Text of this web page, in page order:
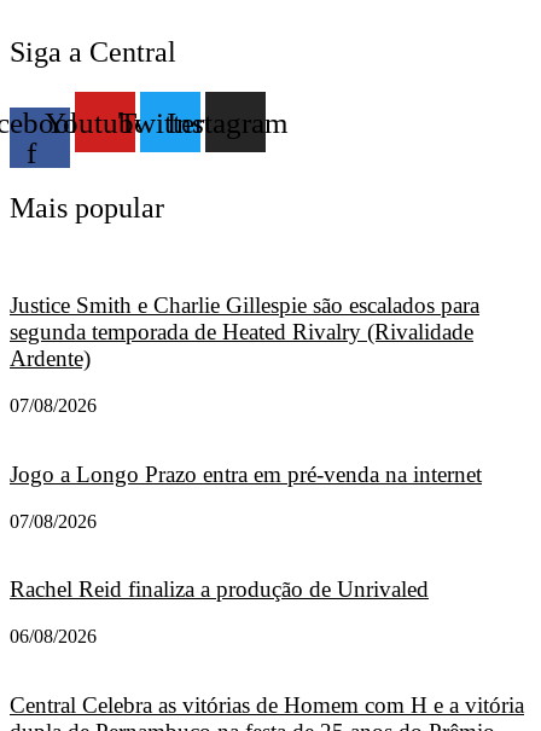
Siga a Central
f
YoutubeTwitterInstagram
Mais popular
Justice Smith e Charlie Gillespie são escalados para
segunda temporada de Heated Rivalry (Rivalidade
Ardente)
07/08/2026
Jogo a Longo Prazo entra em pré-venda na internet
07/08/2026
Rachel Reid finaliza a produção de Unrivaled
06/08/2026
Central Celebra as vitórias de Homem com H e a vitória